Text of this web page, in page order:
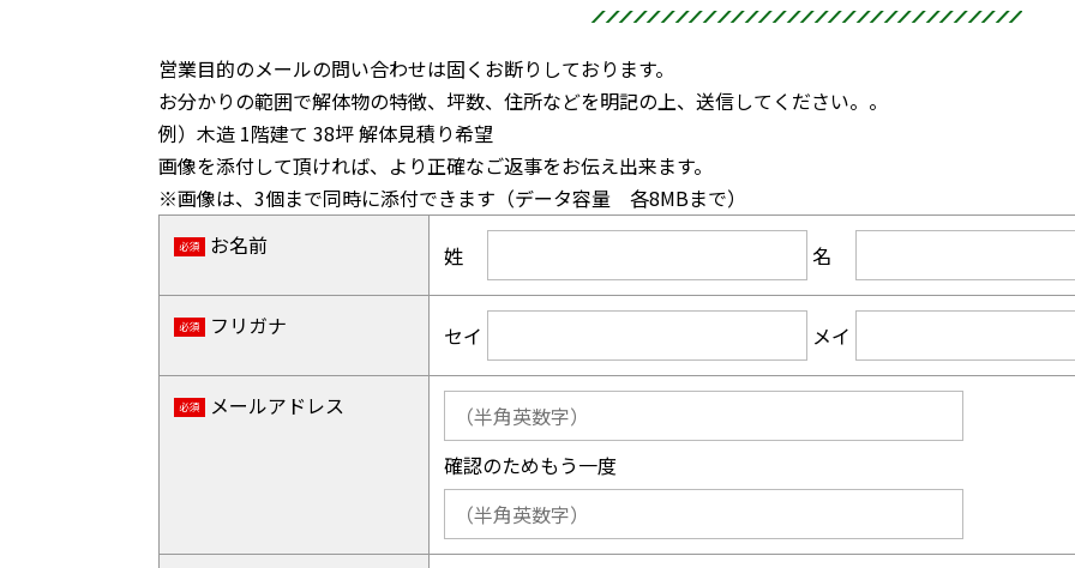
営業目的のメールの問い合わせは固くお断りしております。
お分かりの範囲で解体物の特徴、坪数、住所などを明記の上、送信してください。。
例）木造 1階建て 38坪 解体見積り希望
画像を添付して頂ければ、より正確なご返事をお伝え出来ます。
※画像は、3個まで同時に添付できます（データ容量 各8MBまで）
必須 お名前 姓 名
必須 フリガナ セイ メイ
必須 メールアドレス
確認のためもう一度